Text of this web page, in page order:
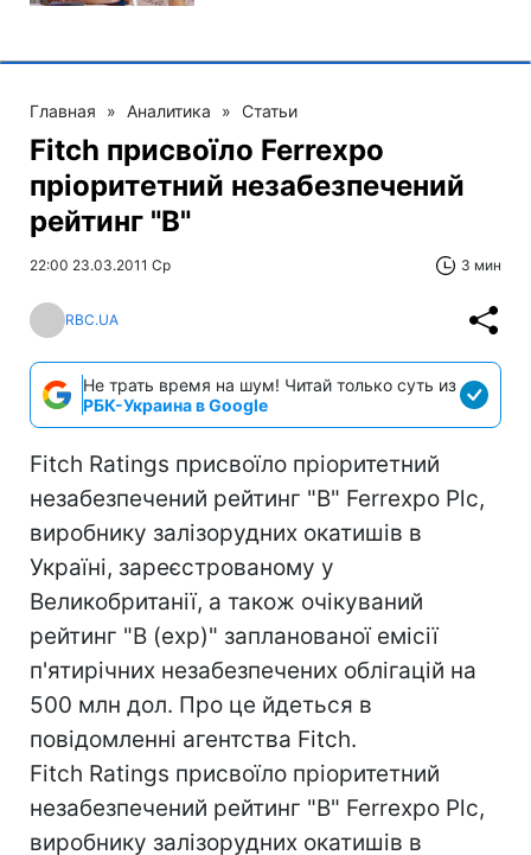
Главная » Аналитика » Статьи
Fitch присвоїло Ferrexpo
пріоритетний незабезпечений
рейтинг "B"
22:00 23.03.2011 Ср 3 мин
RBC.UA
Не трать время на шум! Читай только суть из
РБК-Украина в Google
Fitch Ratings присвоїло пріоритетний
незабезпечений рейтинг "B" Ferrexpo Plc,
виробнику залізорудних окатишів в
Україні, зареєстрованому у
Великобританії, а також очікуваний
рейтинг "B (exp)" запланованої емісії
п'ятирічних незабезпечених облігацій на
500 млн дол. Про це йдеться в
повідомленні агентства Fitch.
Fitch Ratings присвоїло пріоритетний
незабезпечений рейтинг "B" Ferrexpo Plc,
виробнику залізорудних окатишів в